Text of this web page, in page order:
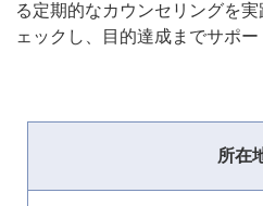
る定期的なカウンセリングを
ェックし、目的達成までサポー
所在